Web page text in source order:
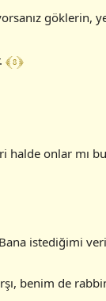
göklerin,
﴾ 8 ﴿
halde onlar mı
istediğimi
benim de